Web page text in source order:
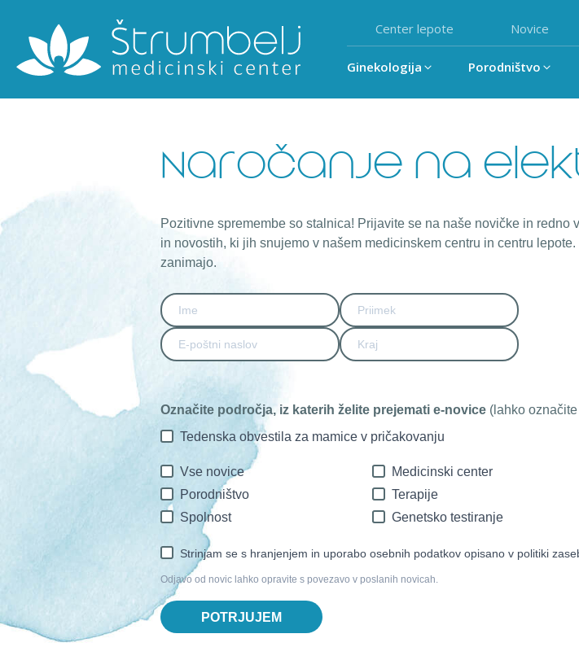
Center lepote Novice
Ginekologija Porodništvo
Naročanje na
Pozitivne spremembe so stalnica! Prijavite se na naše novičke in
in novostih, ki jih snujemo v našem medicinskem centru in centru
zanimajo.
Označite področja, iz katerih želite prejemati e-novice (lahko
Tedenska obvestila za mamice v pričakovanju
Vse novice Medicinski center
Porodništvo
Terapije
Spolnost
Genetsko testiranje
Strinjam se s hranjenjem in uporabo osebnih podatkov opisano v politiki
Odjavo od novic lahko opravite s povezavo v poslanih novicah.
POTRJUJEM